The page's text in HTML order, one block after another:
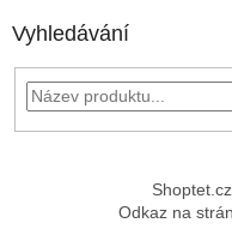
Vyhledávání
Shoptet.cz
Odkaz na